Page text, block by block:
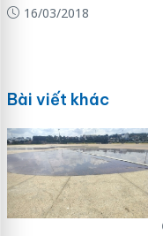
16/03/2018
Bài viết khác